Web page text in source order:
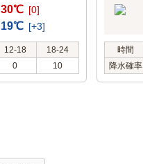
30℃ [0]
19℃ [+3]
12-18
18-24
0 10
時間
降水確率